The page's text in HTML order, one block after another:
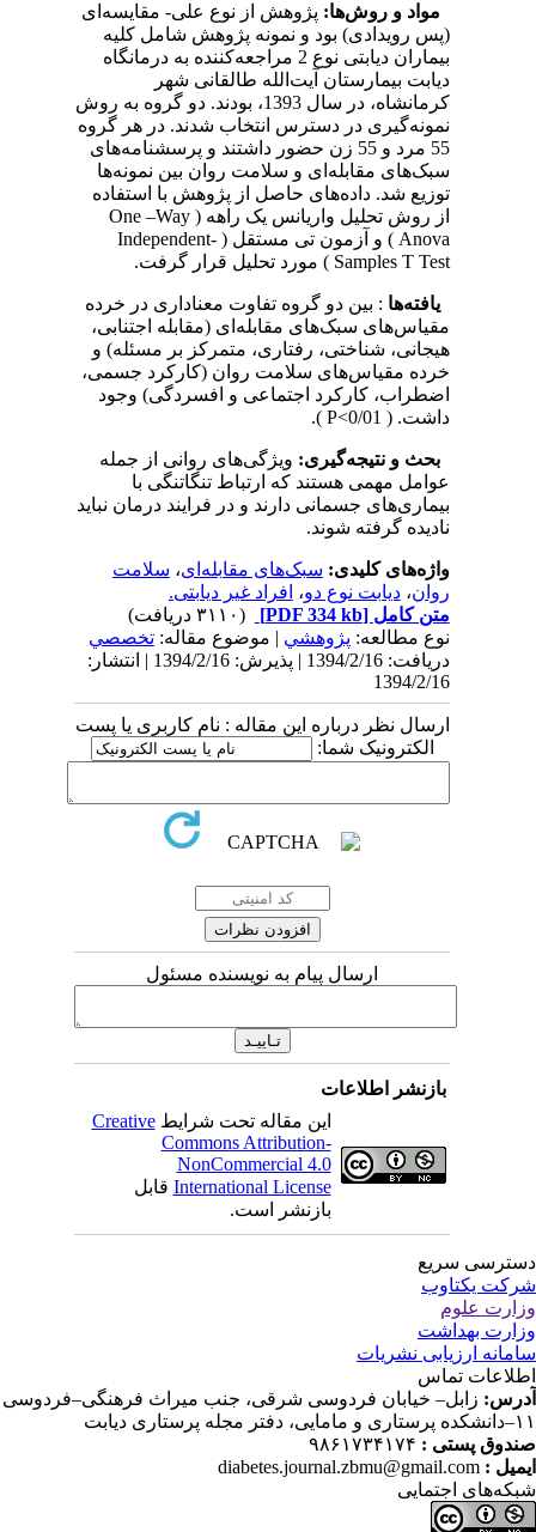
مواد و روش‌ها:پژوهش از نوع علی- ‌مقایسه‌ای
(پس رویدادی) بود و نمونه پژوهش شامل کلیه
بیماران دیابتی نوع 2 مراجعه‌کننده به درمانگاه
دیابت بیمارستان آیت‌الله طالقانی شهر
کرمانشاه، در سال 1393، بودند. دو گروه به روش
نمونه‌گیری در دسترس انتخاب شدند. در هر گروه
55 مرد و 55 زن حضور داشتند و پرسشنامه‌های
سبک‌های مقابله‌ای و سلامت روان بین نمونه‌ها
توزیع شد. داده‌های حاصل از پژوهش با استفاده
از روش تحلیل واریانس یک راهه ( One –Way
Anova ) و آزمون تی مستقل ( Independent-
Samples T Test ) مورد تحلیل قرار گرفت.
یافته‌ها: بین دو گروه تفاوت معنا‌داری در خرده
مقیاس‌های سبک‌های مقابله‌ای (مقابله اجتنابی،
هیجانی، شناختی، رفتاری، متمرکز بر مسئله) و
خرده مقیاس‌های سلامت روان (کارکرد جسمی،
اضطراب، کارکرد اجتماعی و افسردگی) وجود
داشت. ( P<0/01 ).
بحث و نتیجه‌گیری:ویژگی‌های روانی از جمله
عوامل مهمی هستند که ارتباط تنگاتنگی با
بیماری‌های جسمانی دارند و در فرایند درمان نباید
نادیده گرفته شوند.
واژه‌های کلیدی:سبک‌های مقابله‌ای،سلامت
روان،دیابت نوع دو،افراد غیر دیابتی.
متن کامل[PDF 334 kb]
نوع مطالعه:پژوهشي| موضوع مقاله:تخصصي
دریافت: 1394/2/16 | پذیرش: 1394/2/16 | انتشار:
1394/2/16
ارسال نظر درباره این مقاله : نام کاربری یا پست
الکترونیک شما:
ارسال پیام به نویسنده مسئول
بازنشر اطلاعات
این مقاله تحت شرایطCreative
Commons Attribution-
NonCommercial 4.0
International Licenseقابل
بازنشر است.
سریع
یکتاوب
علوم
بهداشت
ارزیابی نشریات
تماس
زابل– خیابان فردوسی شرقی، جنب میراث فرهنگی–فردوسی
پرستاری دیابت
پستی : ۹۸۶۱۷۳۴۱۷۴
:
diabetes.journal.zbmu@gmail.com
اجتمایی